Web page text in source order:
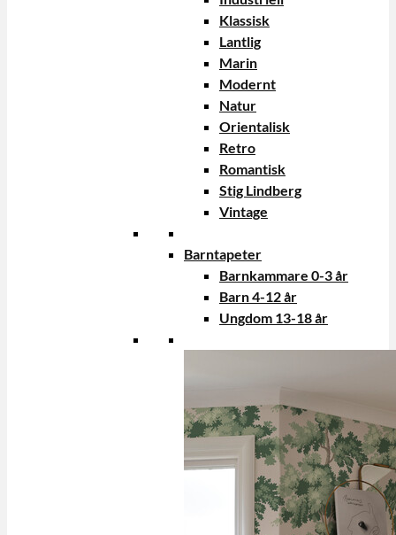
Klassisk
Lantlig
Marin
Modernt
Natur
Orientalisk
Retro
Romantisk
Stig Lindberg
Vintage
Barntapeter
Barnkammare 0-3 år
Barn 4-12 år
Ungdom 13-18 år